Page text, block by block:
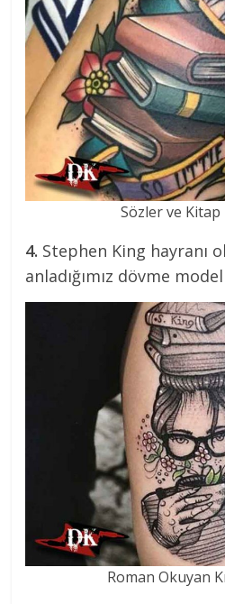
Sözler ve Kitap
4. Stephen King hayranı
anladığımız dövme
Roman Okuyan